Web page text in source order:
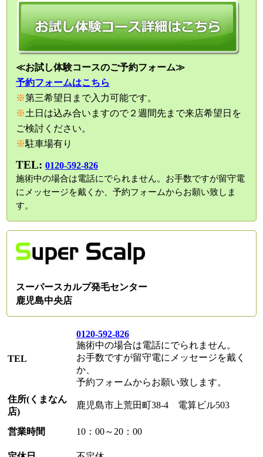
≪お試し体験コースのご予約フォーム≫
予約フォームはこちら
※第三希望日まで入力可能です。
※土日は込み合いますので２週間先まで来店希望日を
ご検討ください。
※駐車場有り
TEL: 0120-592-826
施術中の場合は電話にでられません。お手数ですが留守電
にメッセージを戴くか、予約フォームからお願い致しま
す。
スーパースカルプ発毛センター
鹿児島中央店
TEL
0120-592-826
施術中の場合は電話にでられません。
お手数ですが留守電にメッセージを戴く
か、
予約フォームからお願い致します。
住所(くまなん
店)
鹿児島市上荒田町38-4 電算ビル503
営業時間 10：00～20：00